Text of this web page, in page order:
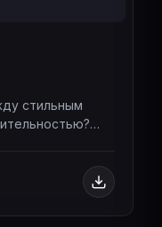
стильным
баланс
Grey Redux